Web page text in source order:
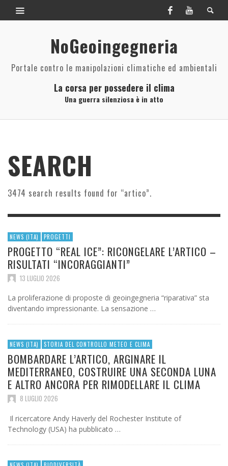
NoGeoingegneria
Portale contro le manipolazioni climatiche ed ambientali
La corsa per possedere il clima
Una guerra silenziosa è in atto
SEARCH
3474 search results found for “artico”.
NEWS (ITA) PROGETTI
PROGETTO “REAL ICE”: RICONGELARE L’ARTICO –
RISULTATI “INCORAGGIANTI”
13 LUGLIO 2026
La proliferazione di proposte di geoingegneria “riparativa” sta
diventando impressionante. La sensazione …
NEWS (ITA) STORIA DEL CONTROLLO METEO E CLIMA
BOMBARDARE L’ARTICO, ARGINARE IL
MEDITERRANEO, COSTRUIRE UNA SECONDA LUNA
E ALTRO ANCORA PER RIMODELLARE IL CLIMA
8 LUGLIO 2026
Il ricercatore Andy Haverly del Rochester Institute of
Technology (USA) ha pubblicato …